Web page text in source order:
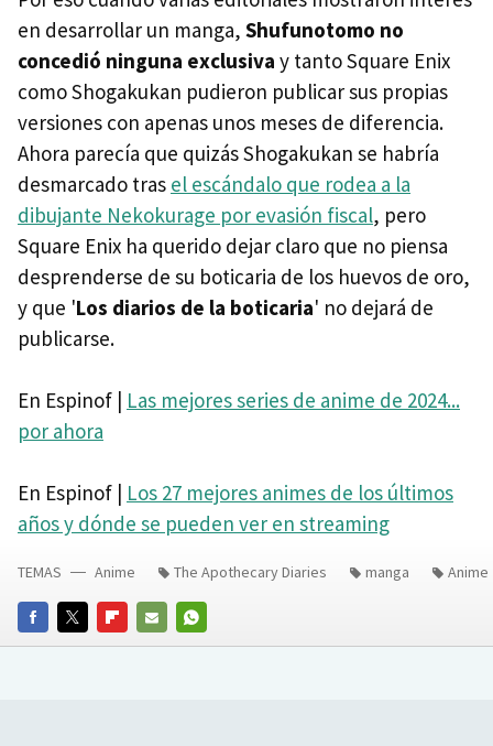
en desarrollar un manga, Shufunotomo no
concedió ninguna exclusiva y tanto Square Enix
como Shogakukan pudieron publicar sus propias
versiones con apenas unos meses de diferencia.
Ahora parecía que quizás Shogakukan se habría
desmarcado tras el escándalo que rodea a la
dibujante Nekokurage por evasión fiscal, pero
Square Enix ha querido dejar claro que no piensa
desprenderse de su boticaria de los huevos de oro,
y que 'Los diarios de la boticaria' no dejará de
publicarse.
En Espinof | Las mejores series de anime de 2024...
por ahora
En Espinof | Los 27 mejores animes de los últimos
años y dónde se pueden ver en streaming
FACEBOOKTWITTERFLIPBOARD
E-
WHATSAPP
TEMAS Anime The Apothecary Diaries manga Anime